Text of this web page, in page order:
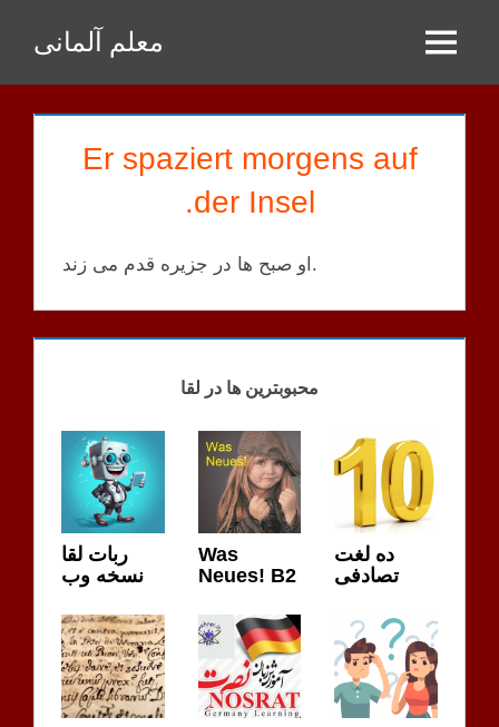
Inhalt
springen
معلم آلمانی Menu
Er spaziert morgens auf
der Insel.
او صبح ها در جزیره قدم می زند.
محبوبترین ها در لقا
ربات لقا
نسخه وب
Was
Neues! B2
ده لغت
تصادفی